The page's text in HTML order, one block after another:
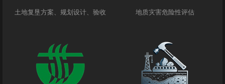
土地复垦方案、规划设计、验收 地质灾害危险性评估